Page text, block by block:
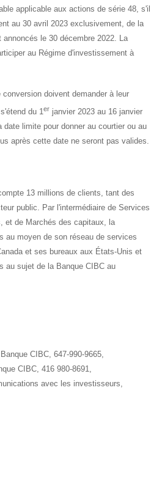
applicable aux actions de série 48, s'il
au 30 avril 2023 exclusivement, de la
le 30 décembre 2022. La
au Régime d'investissement à
doivent demander à leur
du 1er janvier 2023 au 16 janvier
limite pour donner au courtier ou au
après cette date ne seront pas valides.
13 millions de clients, tant des
public. Par l'intermédiaire de Services
et de Marchés des capitaux, la
au moyen de son réseau de services
et ses bureaux aux États-Unis et
au sujet de la Banque CIBC au
CIBC, 647-990-9665,
CIBC, 416 980-8691,
avec les investisseurs,